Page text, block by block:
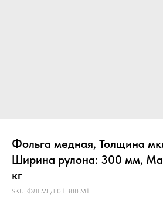
Фольга медная, Толщина
Ширина рулона: 300 мм,
кг
SKU: ФЛГМЕД 0.1 300 М1